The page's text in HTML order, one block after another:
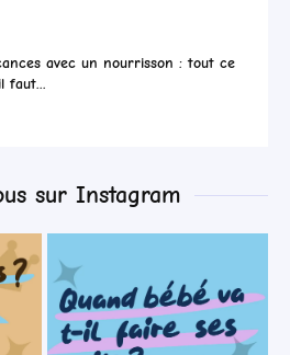
avec un nourrisson : tout ce
faut...
sur Instagram